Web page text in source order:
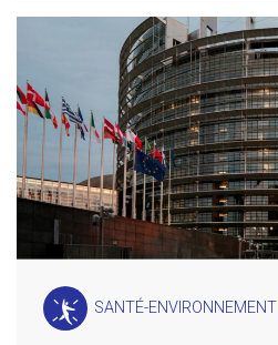
SANTÉ-ENVIRONNEMENT